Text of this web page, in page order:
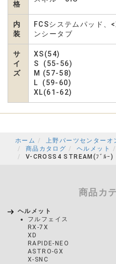
格
内
装
FCSシステムパッド
ンシータブ
サ
イ
ズ
XS(54)
S (55-56)
M (57-58)
L (59-60)
XL(61-62)
ホーム
上野パーツセンターオ
商品カタログ
ヘルメット
V-CROSS4 STREAM(ﾌﾞﾙｰ)
商品カ
ヘルメット
フルフェイス
RX-7X
XD
RAPIDE-NEO
ASTRO-GX
X-SNC